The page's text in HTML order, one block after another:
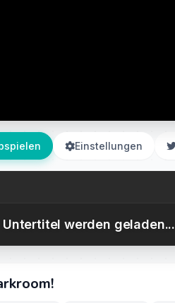
Einstellungen
Untertitel werden geladen...